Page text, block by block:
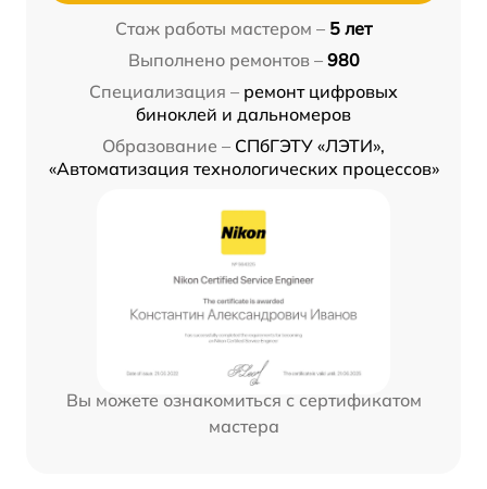
Стаж работы мастером – 5 лет
Выполнено ремонтов – 980
Специализация – ремонт цифровых
биноклей и дальномеров
Образование – СПбГЭТУ «ЛЭТИ»,
«Автоматизация технологических процессов»
Вы можете ознакомиться с сертификатом
мастера